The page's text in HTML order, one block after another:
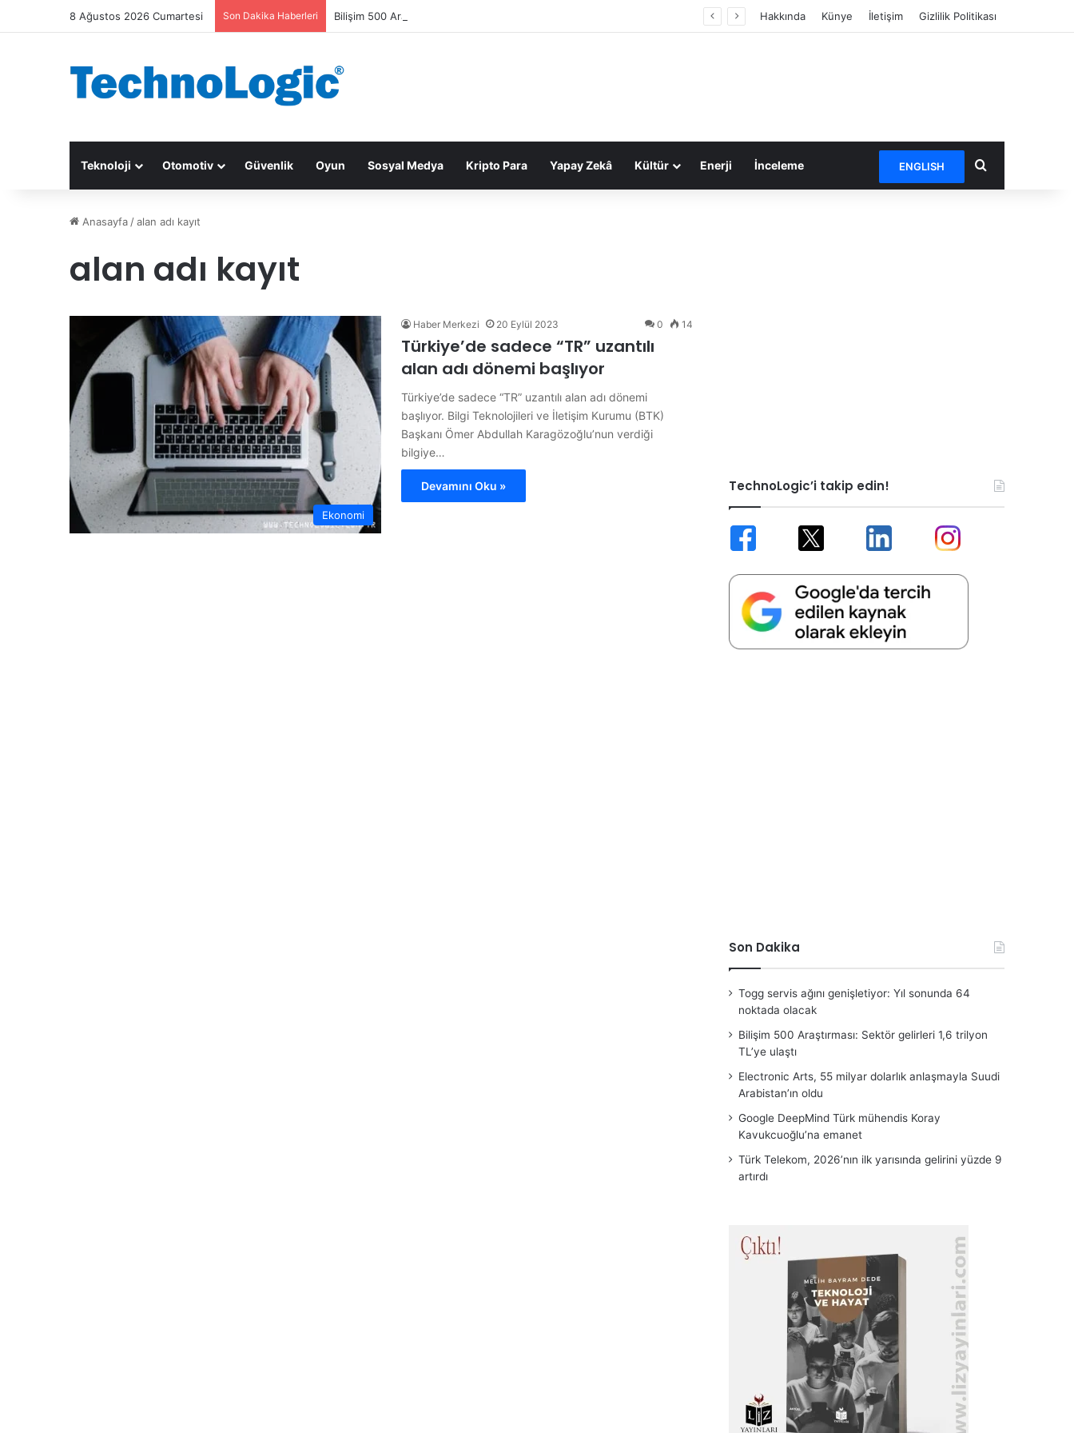
8 Ağustos 2026 Cumartesi Son Dakika Haberleri Bilişim 500 Araştırması: Sektör gelirleri 1,6 trilyon TL’ye ulaştı Hakkında Künye İletişim Gizlilik Politikası
Teknoloji Otomotiv Güvenlik Oyun Sosyal Medya Kripto Para Yapay Zekâ Kültür Enerji İnceleme ENGLISH Arama yap ...
Anasayfa /alan adı kayıt
alan adı kayıt
Ekonomi
Haber Merkezi 20 Eylül 2023 0 14
Türkiye’de sadece “TR” uzantılı
alan adı dönemi başlıyor
Türkiye’de sadece “TR” uzantılı alan adı dönemi
başlıyor. Bilgi Teknolojileri ve İletişim Kurumu (BTK)
Başkanı Ömer Abdullah Karagözoğlu’nun verdiği
bilgiye…
Devamını Oku » TechnoLogic’i takip edin!
Son Dakika
Togg servis ağını genişletiyor: Yıl sonunda 64
noktada olacak
Bilişim 500 Araştırması: Sektör gelirleri 1,6 trilyon
TL’ye ulaştı
Electronic Arts, 55 milyar dolarlık anlaşmayla Suudi
Arabistan’ın oldu
Google DeepMind Türk mühendis Koray
Kavukcuoğlu’na emanet
Türk Telekom, 2026’nın ilk yarısında gelirini yüzde 9
artırdı